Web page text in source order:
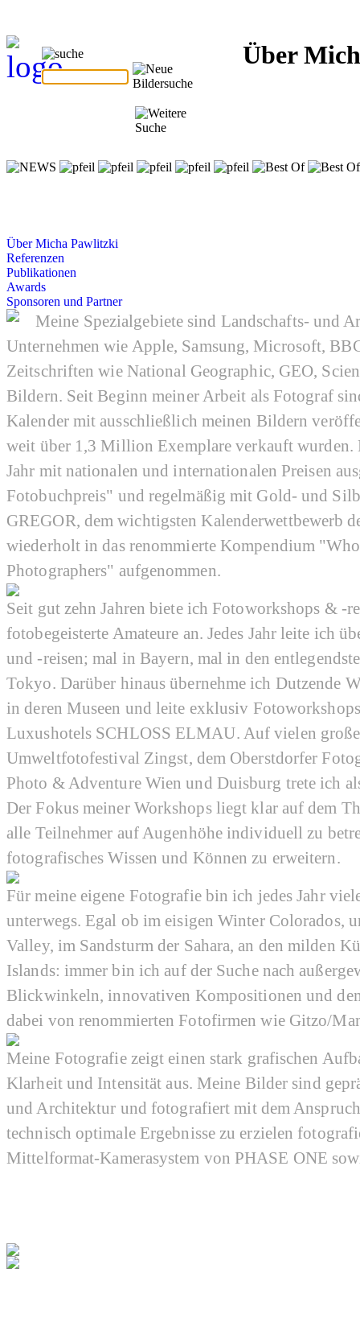
Über
Über Micha Pawlitzki
Referenzen
Publikationen
Awards
Sponsoren und Partner
Meine Spezialgebiete sind Landschafts- und
Unternehmen wie Apple, Samsung, Microsoft,
Zeitschriften wie National Geographic, GEO,
Bildern. Seit Beginn meiner Arbeit als Fotograf
Kalender mit ausschließlich meinen Bildern
weit über 1,3 Million Exemplare verkauft
Jahr mit nationalen und internationalen Preisen
Fotobuchpreis" und regelmäßig mit Gold- und
GREGOR, dem wichtigsten Kalenderwettbewerb
wiederholt in das renommierte Kompendium
Photographers" aufgenommen.
Seit gut zehn Jahren biete ich Fotoworkshops & -
fotobegeisterte Amateure an. Jedes Jahr leite ich
und -reisen; mal in Bayern, mal in den
Tokyo. Darüber hinaus übernehme ich Dutzende
in deren Museen und leite exklusiv
Luxushotels SCHLOSS ELMAU. Auf vielen
Umweltfotofestival Zingst, dem Oberstdorfer
Photo & Adventure Wien und Duisburg trete ich
Der Fokus meiner Workshops liegt klar auf dem
alle Teilnehmer auf Augenhöhe individuell zu
fotografisches Wissen und Können zu erweitern.
Für meine eigene Fotografie bin ich jedes Jahr
unterwegs. Egal ob im eisigen Winter Colorados,
Valley, im Sandsturm der Sahara, an den milden
Islands: immer bin ich auf der Suche nach
Blickwinkeln, innovativen Kompositionen und
dabei von renommierten Fotofirmen wie Gitzo/
Meine Fotografie zeigt einen stark grafischen
Klarheit und Intensität aus. Meine Bilder sind
und Architektur und fotografiert mit dem
technisch optimale Ergebnisse zu erzielen
Mittelformat-Kamerasystem von PHASE ONE